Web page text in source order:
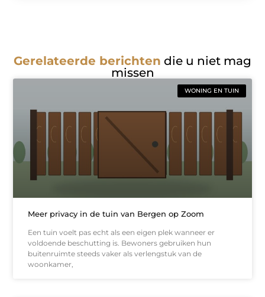
Gerelateerde berichten die u niet mag
missen
WONING EN TUIN
Meer privacy in de tuin van Bergen op Zoom
Een tuin voelt pas echt als een eigen plek wanneer er
voldoende beschutting is. Bewoners gebruiken hun
buitenruimte steeds vaker als verlengstuk van de
woonkamer,